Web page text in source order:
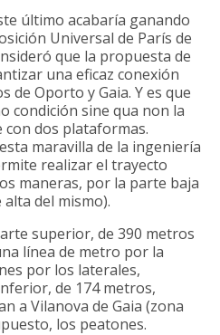
último acabaría ganando
Universal de París de
que la propuesta de
una eficaz conexión
de Oporto y Gaia. Y es que
condición sine qua non la
dos plataformas.
maravilla de la ingeniería
realizar el trayecto
maneras, por la parte baja
del mismo).
superior, de 390 metros
línea de metro por la
por los laterales,
de 174 metros,
a Vilanova de Gaia (zona
los peatones.